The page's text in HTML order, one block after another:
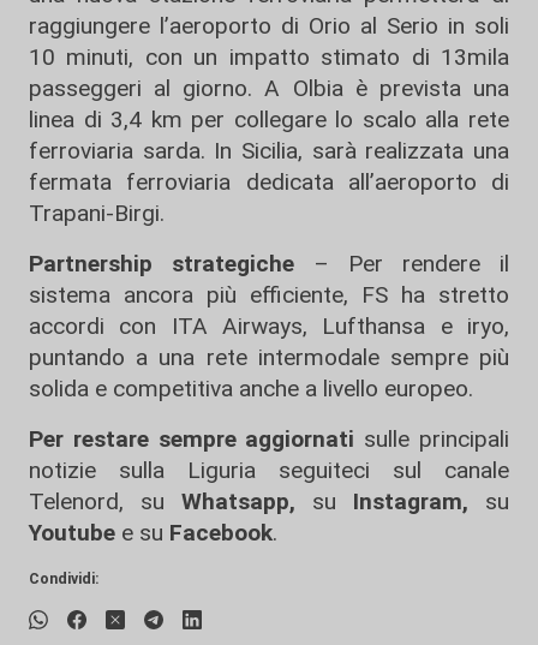
raggiungere l’aeroporto di Orio al Serio in soli
10 minuti, con un impatto stimato di 13mila
passeggeri al giorno. A Olbia è prevista una
linea di 3,4 km per collegare lo scalo alla rete
ferroviaria sarda. In Sicilia, sarà realizzata una
fermata ferroviaria dedicata all’aeroporto di
Trapani-Birgi.
Partnership strategiche – Per rendere il
sistema ancora più efficiente, FS ha stretto
accordi con ITA Airways, Lufthansa e iryo,
puntando a una rete intermodale sempre più
solida e competitiva anche a livello europeo.
Per restare sempre aggiornati sulle principali
notizie sulla Liguria seguiteci sul canale
Telenord, su
Whatsapp, su Instagram, su
Youtube e su Facebook.
Condividi: